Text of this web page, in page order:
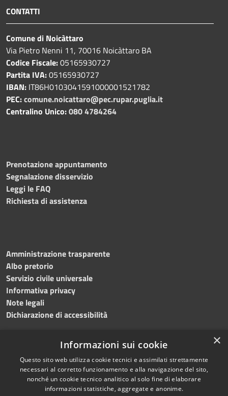
CONTATTI
Comune di Noicàttaro
Via Pietro Nenni 11, 70016 Noicàttaro BA
Codice Fiscale:05165930727
Partita IVA:05165930727
IBAN: IT86H0103041591000001521782
PEC:comune.noicattaro@pec.rupar.puglia.it
Centralino Unico:080 4784264
Prenotazione appuntamento
Segnalazione disservizio
Leggi le FAQ
Richiesta di assistenza
Amministrazione trasparente
Albo pretorio
Servizio civile universale
Informativa privacy
Note legali
Dichiarazione di accessibilità
RSS
Accessibilità
Copyright © 2023 •
Comune di Noicàttaro
Powered byMunicipium
×
Informazioni sui cookie
Questo sito web utilizza cookie tecnici e assimilati strettamente
necessari al corretto funzionamento e alla navigazione del sito,
nonché un cookie tecnico analitico al solo fine di elaborare
informazioni statistiche, aggregate e anonime.